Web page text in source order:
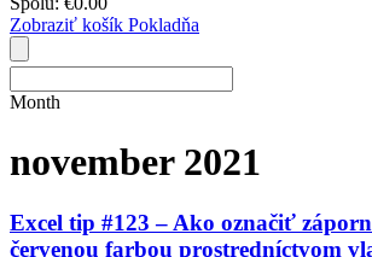
Zobraziť košík Pokladňa
Month
november 2021
Excel tip #123 – Ako označiť
červenou farbou prostredníctvom